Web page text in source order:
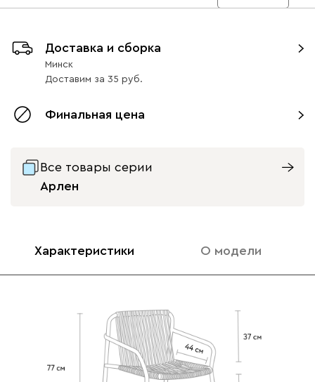
Доставка и сборка
Минск
Доставим за 35
Финальная цена
Все товары серии
Арлен
Характеристики О модели